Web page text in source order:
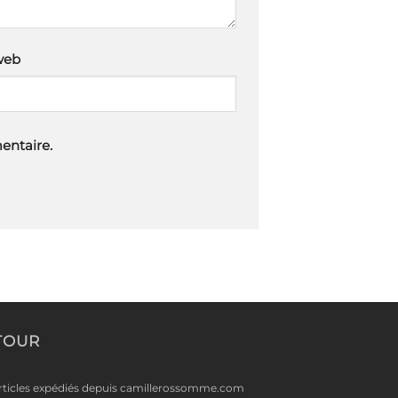
expédiés depuis camillerossomme.com